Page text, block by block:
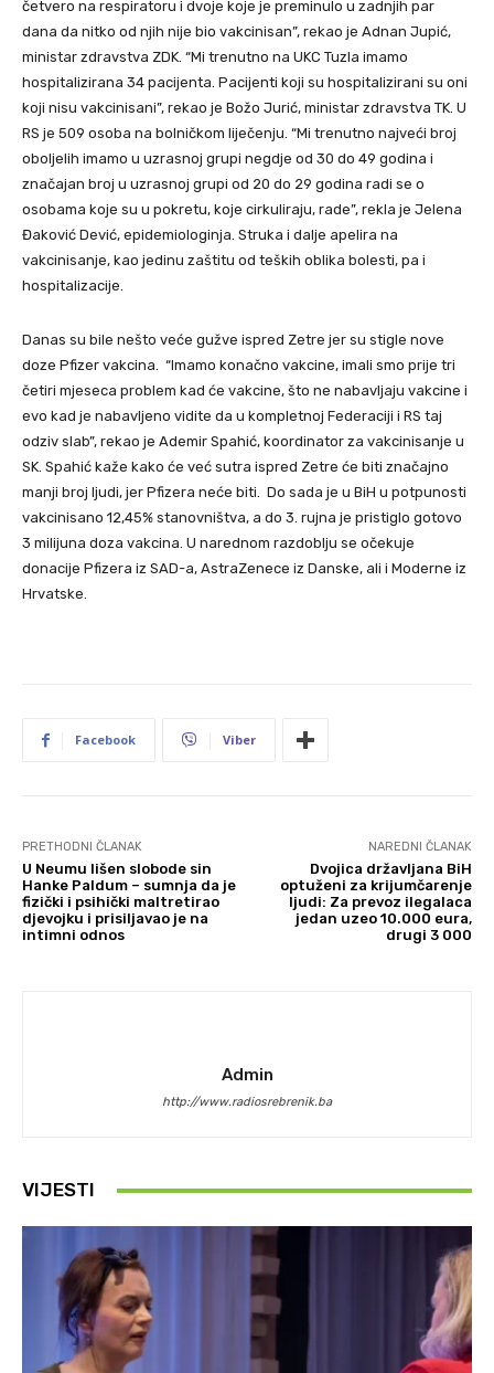
četvero na respiratoru i dvoje koje je preminulo u zadnjih par
dana da nitko od njih nije bio vakcinisan”, rekao je Adnan Jupić,
ministar zdravstva ZDK. “Mi trenutno na UKC Tuzla imamo
hospitalizirana 34 pacijenta. Pacijenti koji su hospitalizirani su oni
koji nisu vakcinisani”, rekao je Božo Jurić, ministar zdravstva TK. U
RS je 509 osoba na bolničkom liječenju. “Mi trenutno najveći broj
oboljelih imamo u uzrasnoj grupi negdje od 30 do 49 godina i
značajan broj u uzrasnoj grupi od 20 do 29 godina radi se o
osobama koje su u pokretu, koje cirkuliraju, rade”, rekla je Jelena
Đaković Dević, epidemiologinja. Struka i dalje apelira na
vakcinisanje, kao jedinu zaštitu od teških oblika bolesti, pa i
hospitalizacije.
Danas su bile nešto veće gužve ispred Zetre jer su stigle nove
doze Pfizer vakcina. “Imamo konačno vakcine, imali smo prije tri
četiri mjeseca problem kad će vakcine, što ne nabavljaju vakcine i
evo kad je nabavljeno vidite da u kompletnoj Federaciji i RS taj
odziv slab”, rekao je Ademir Spahić, koordinator za vakcinisanje u
SK. Spahić kaže kako će već sutra ispred Zetre će biti značajno
manji broj ljudi, jer Pfizera neće biti. Do sada je u BiH u potpunosti
vakcinisano 12,45% stanovništva, a do 3. rujna je pristiglo gotovo
3 milijuna doza vakcina. U narednom razdoblju se očekuje
donacije Pfizera iz SAD-a, AstraZenece iz Danske, ali i Moderne iz
Hrvatske.
Facebook Viber
PRETHODNI ČLANAK
U Neumu lišen slobode sin
Hanke Paldum – sumnja da je
fizički i psihički maltretirao
djevojku i prisiljavao je na
intimni odnos
NAREDNI ČLANAK
Dvojica državljana BiH
optuženi za krijumčarenje
ljudi: Za prevoz ilegalaca
jedan uzeo 10.000 eura,
drugi 3 000
Admin
http://www.radiosrebrenik.ba
VIJESTI